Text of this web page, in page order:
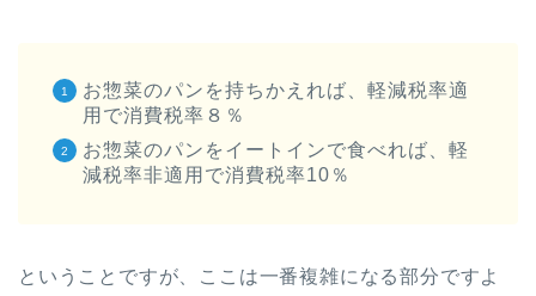
お惣菜のパンを持ちかえれば、軽減税率適
用で消費税率８％
お惣菜のパンをイートインで食べれば、軽
減税率非適用で消費税率10％
ということですが、ここは一番複雑になる部分ですよ